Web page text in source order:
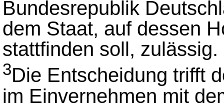
Bundesrepublik
dem Staat, auf dessen
stattfinden soll, zulässig.
3Die Entscheidung trifft
im Einvernehmen mit